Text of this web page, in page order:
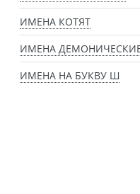
ИМЕНА КОТЯТ
ИМЕНА
ИМЕНА НА БУКВУ Ш